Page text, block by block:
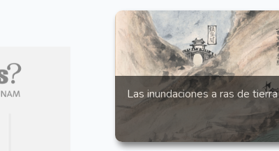
Las inundaciones a ras de tierra